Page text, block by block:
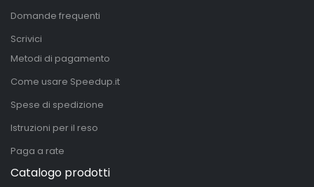
Domande frequenti
Scrivici
Metodi di pagamento
Come usare Speedup.it
Spese di spedizione
Istruzioni per il reso
Paga a rate
Catalogo prodotti